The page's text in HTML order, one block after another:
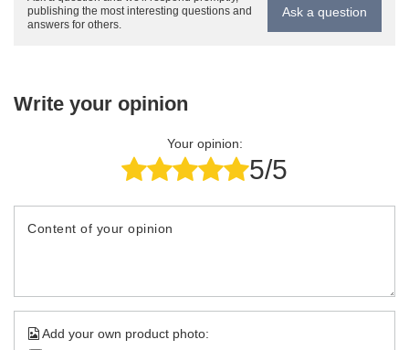
publishing the most interesting questions and
answers for others.
Ask a question
Write your opinion
Your opinion:
5/5
Content of your opinion
Add your own product photo: